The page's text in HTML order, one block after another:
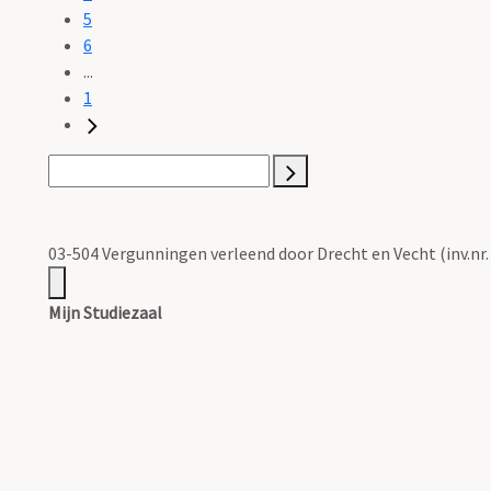
5
6
...
1
03-504 Vergunningen verleend door Drecht en Vecht (inv.nr.
Mijn Studiezaal